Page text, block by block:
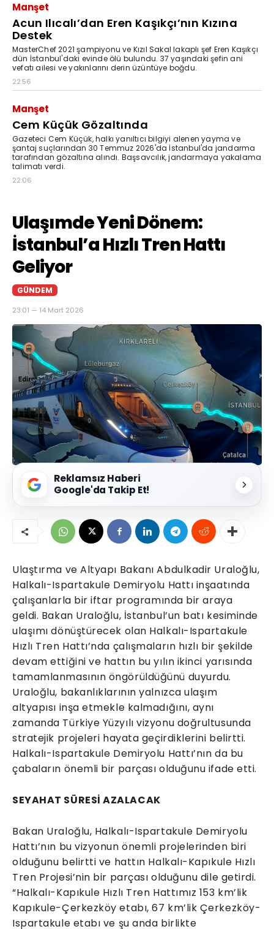
Manşet
Acun Ilıcalı’dan Eren Kaşıkçı’nın Kızına
Destek
MasterChef 2021 şampiyonu ve Kızıl Sakal lakaplı şef Eren Kaşıkçı
dün İstanbul'daki evinde ölü bulundu. 37 yaşındaki şefin ani
vefatı ailesi ve yakınlarını derin üzüntüye boğdu.
22:56
Manşet
Cem Küçük Gözaltında
Gazeteci Cem Küçük, halkı yanıltıcı bilgiyi alenen yayma ve
şantaj suçlarından 30 Temmuz 2026'da İstanbul'da jandarma
tarafından gözaltına alındı. Başsavcılık, jandarmaya yakalama
talimatı verdi.
22:06